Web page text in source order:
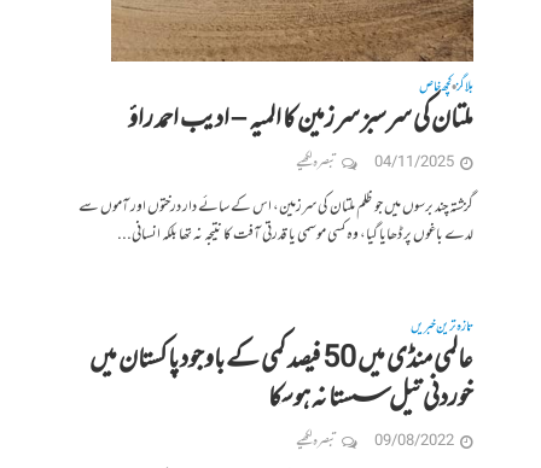
بلاگز•کچھ خاص
ملتان کی سرسبز سرزمین کا المیہ – ادیب احمد راؤ
04/11/2025 تبصرہ لکھیے
گزشتہ چند برسوں میں جو ظلم ملتان کی سرزمین، اس کے سائے دار درختوں اور آموں سے
لدے باغوں پر ڈھایا گیا، وہ کسی موسمی یا قدرتی آفت کا نتیجہ نہ تھا بلکہ انسانی...
تازہ ترین خبریں
عالمی منڈی میں 50 فیصد کمی کے باوجود پاکستان میں
خوردنی تیل سستا نہ ہوسکا
09/08/2022 تبصرہ لکھیے